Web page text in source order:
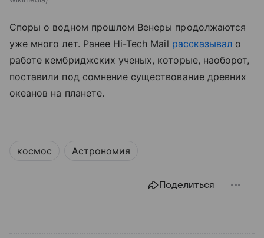
Споры о водном прошлом Венеры продолжаются
уже много лет. Ранее Hi-Tech Mail рассказывал о
работе кембриджских ученых, которые, наоборот,
поставили под сомнение существование древних
океанов на планете.
космос Астрономия
Поделиться